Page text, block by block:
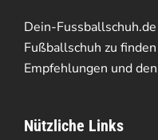
Dein-
Fußballschuh zu
Empfehlungen und
Nützliche Links